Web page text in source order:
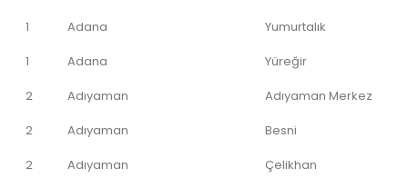
1
Adana
Yumurtalık
1
Adana
Yüreğir
2
Adıyaman
Adıyaman Merkez
2
Adıyaman
Besni
2
Adıyaman
Çelikhan